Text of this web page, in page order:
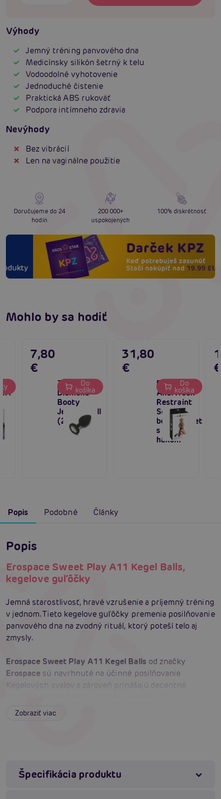
Výhody
Jemný tréning panvového dna
Medicínsky silikón šetrný k telu
Vodoodolné vyhotovenie
Jednoduché čistenie
Praktická ABS rukoväť
Podpora intímneho zdravia
Nevýhody
Bez vibrácií
Len na vaginálne použitie
Doručujeme do 24
hodín
200 000+
uspokojených
100% diskrétnosť
Mohlo by sa hodiť
TOYJOY
Diamond
Booty
Jewel Small
(2,5 cm)
7,80
€
Do
košíka
Bad Kitty
Anal Hook
Restraint
Set,
bondage set
s análnym
hákom
31,80
€
Do
košíka
Popis Podobné Články
Popis
Erospace Sweet Play A11 Kegel Balls,
kegelove guľôčky
Jemná starostlivosť, hravé vzrušenie a príjemný tréning
v jednom. Tieto kegelove guľôčky premenia posilňovanie
panvového dna na zvodný rituál, ktorý poteší telo aj
zmysly.
Erospace Sweet Play A11 Kegel Balls od značky
Erospace sú navrhnuté na účinné posilňovanie
Kegelových svalov a zároveň prinášajú decentné
pravidelnom tréningu panvového dna, čo môže podporiť
medicínskeho silikónu je hebký, hypoalergénny a šetrný
k pokožke, takže sa príjemne nosí aj ľahko udržiava.
Zobraziť viac
Špecifikácia produktu